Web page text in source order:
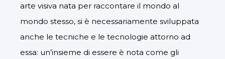
arte visiva nata per raccontare il mondo al
mondo stesso, si è necessariamente sviluppata
anche le tecniche e le tecnologie attorno ad
essa: un’insieme di essere è nota come gli